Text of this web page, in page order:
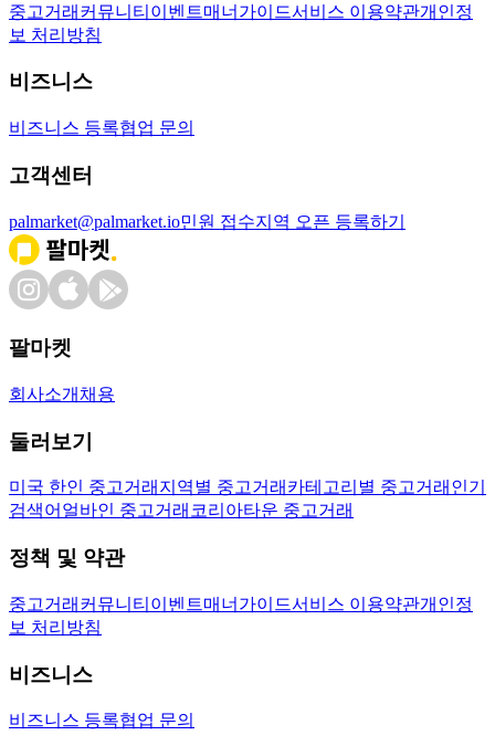
중고거래 커뮤니티 이벤트매너가이드서비스 이용약관개인정
보 처리방침
비즈니스
비즈니스 등록협업 문의
고객센터
palmarket@palmarket.io민원 접수지역 오픈 등록하기
팔마켓
회사소개 채용
둘러보기
미국 한인 중고거래 지역별 중고거래 카테고리별 중고거래 인기
검색어 얼바인 중고거래 코리아타운 중고거래
정책 및 약관
중고거래 커뮤니티 이벤트매너가이드서비스 이용약관개인정
보 처리방침
비즈니스
비즈니스 등록협업 문의